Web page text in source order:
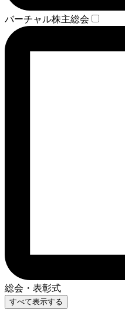
バーチャル株主総会
総会・表彰式
すべて表示する